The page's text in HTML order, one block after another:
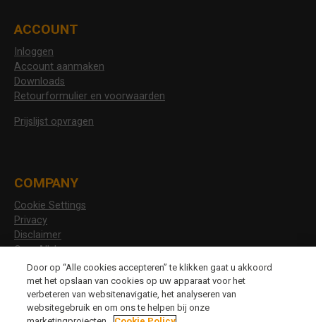
ACCOUNT
Inloggen
Account aanmaken
Downloads
Retourformulier en voorwaarden
Prijslijst opvragen
COMPANY
Cookie Settings
Privacy
Disclaimer
Over Allshoes
Vacatures
Door op “Alle cookies accepteren” te klikken gaat u akkoord
met het opslaan van cookies op uw apparaat voor het
verbeteren van websitenavigatie, het analyseren van
websitegebruik en om ons te helpen bij onze